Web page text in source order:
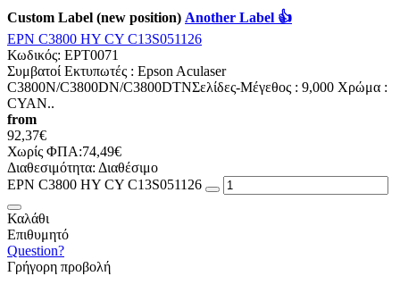
Custom Label (new position) Another Label 👍
EPN C3800 HY CY C13S051126
Κωδικός: EPT0071
Συμβατοί Εκτυπωτές : Epson Aculaser
C3800N/C3800DN/C3800DTNΣελίδες-Mέγεθος : 9,000 Χρώμα :
CYAN..
from
92,37€
Χωρίς ΦΠΑ:74,49€
Διαθεσιμότητα: Διαθέσιμο
EPN C3800 HY CY C13S051126
Καλάθι
Επιθυμητό
Question?
Γρήγορη προβολή